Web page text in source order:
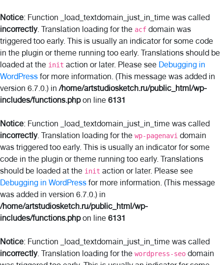
Notice: Function _load_textdomain_just_in_time was called
incorrectly. Translation loading for the acf domain was
triggered too early. This is usually an indicator for some code
in the plugin or theme running too early. Translations should be
loaded at the init action or later. Please see Debugging in
WordPress for more information. (This message was added in
version 6.7.0.) in/home/artstudiosketch.ru/public_html/wp-
includes/functions.phpon line 6131
Notice: Function _load_textdomain_just_in_time was called
incorrectly. Translation loading for the wp-pagenavi domain
was triggered too early. This is usually an indicator for some
code in the plugin or theme running too early. Translations
should be loaded at the init action or later. Please see
Debugging in WordPress for more information. (This message
was added in version 6.7.0.) in
/home/artstudiosketch.ru/public_html/wp-
includes/functions.phpon line 6131
Notice: Function _load_textdomain_just_in_time was called
incorrectly. Translation loading for the wordpress-seo domain